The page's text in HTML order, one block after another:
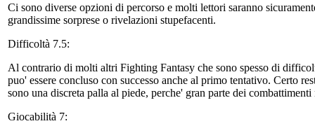
Ci sono diverse opzioni di percorso e molti lettori saranno
grandissime sorprese o rivelazioni stupefacenti.
Difficoltà 7.5:
Al contrario di molti altri Fighting Fantasy che sono spesso di
puo' essere concluso con successo anche al primo tentativo. Certo
sono una discreta palla al piede, perche' gran parte dei
Giocabilità 7: